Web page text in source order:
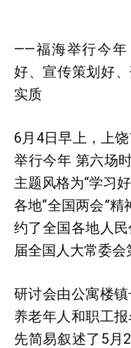
——福海举行今年
好、宣传策划好
实质
6月4日早上，上
举行今年 第六场
主题风格为“学习
各地“全国两会”
约了全国各地人
届全国人大常委会
研讨会由公寓楼
养老年人和职工
先简易叙述了5月